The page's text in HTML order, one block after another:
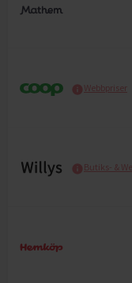
Webbpriser
Butiks- &